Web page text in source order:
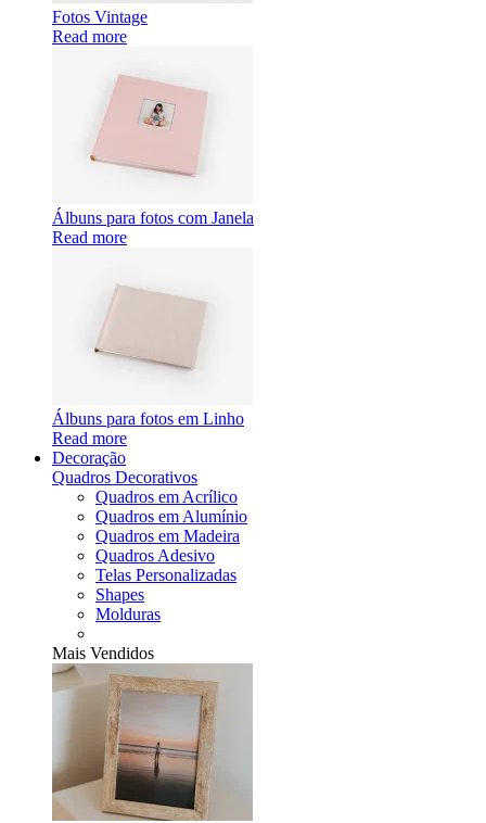
Fotos Vintage
Read more
Álbuns para fotos com Janela
Read more
Álbuns para fotos em Linho
Read more
Decoração
Quadros Decorativos
Quadros em Acrílico
Quadros em Alumínio
Quadros em Madeira
Quadros Adesivo
Telas Personalizadas
Shapes
Molduras
Mais Vendidos